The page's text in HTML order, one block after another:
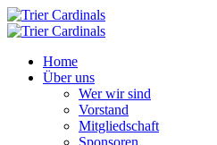
Home
Über uns
Wer wir sind
Vorstand
Mitgliedschaft
Sponsoren